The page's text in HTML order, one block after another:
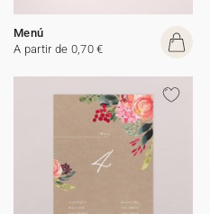
Menú
A partir de 0,70 €